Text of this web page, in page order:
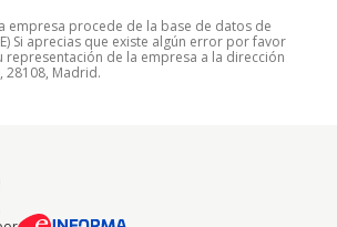
empresa procede de la base de datos de
Si aprecias que existe algún error por favor
de la empresa a la dirección
28108, Madrid.